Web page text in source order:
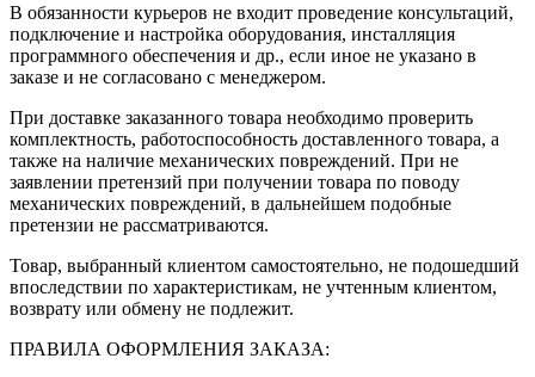
В обязанности курьеров не входит проведение консультаций,
подключение и настройка оборудования, инсталляция
программного обеспечения и др., если иное не указано в
заказе и не согласовано с менеджером.
При доставке заказанного товара необходимо проверить
комплектность, работоспособность доставленного товара, а
также на наличие механических повреждений. При не
заявлении претензий при получении товара по поводу
механических повреждений, в дальнейшем подобные
претензии не рассматриваются.
Товар, выбранный клиентом самостоятельно, не подошедший
впоследствии по характеристикам, не учтенным клиентом,
возврату или обмену не подлежит.
ПРАВИЛА ОФОРМЛЕНИЯ ЗАКАЗА: